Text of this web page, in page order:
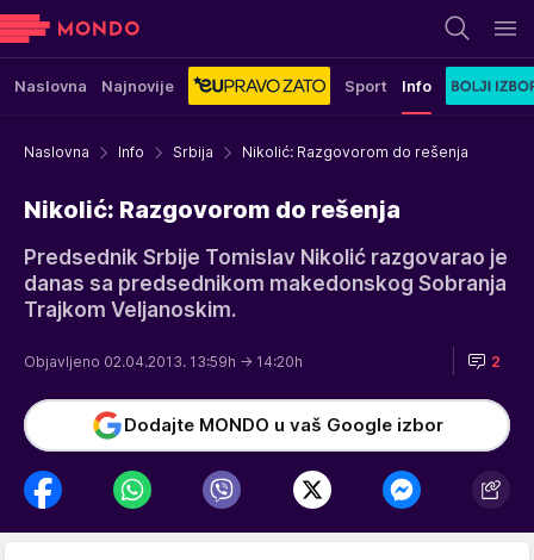
Naslovna Najnovije Sport Info
Naslovna Info Srbija Nikolić: Razgovorom do rešenja
Nikolić: Razgovorom do rešenja
Predsednik Srbije Tomislav Nikolić razgovarao je
danas sa predsednikom makedonskog Sobranja
Trajkom Veljanoskim.
Objavljeno 02.04.2013. 13:59h → 14:20h 2
Dodajte MONDO u vaš Google izbor